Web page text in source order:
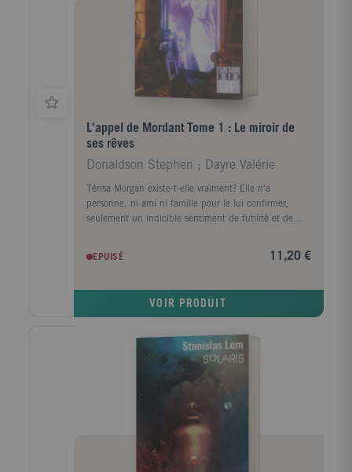
1984) publie L'homme tombé du ciel, son premier
roman, en 1963. Après un long silence, il revient à
l'écriture en 1980 avec L'oiseau d'Amérique, comparé
à sa publication au Meilleur des Mondes d'Aldous
Huxley et à Fahrenheit 451 de Ray Bradbury.
L'appel de Mordant Tome 1 : Le miroir de
ses rêves
Donaldson Stephen ; Dayre Valérie
Térisa Morgan existe-t-elle vraiment? Elle n'a
personne, ni ami ni famille pour le lui confirmer,
seulement un indicible sentiment de futilité et de
grand appartement new-yorkais dont elle a tapissé les
murs de miroirs, vaines preuves de sa présence.
l'implore de le suivre pour sauver son monde,
avait témoigné tant d'intérêt. Plongée dans un univers
qui dépasse l'entendement - un monde où des
miroirs, où des princesses aspirent à prendre le
pouvoir, où des royaumes se font la guerre - Térisa,
promise à un destin hors du commun qui l'amènera
dans les plus hautes sphères du pouvoir et de la
magie, va peu à peu découvrir qui elle est vraiment et
ce dont elle est capable.
EPUISÉ 11,20 €
VOIR PRODUIT